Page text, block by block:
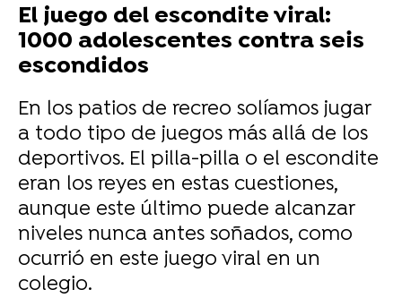
El juego del escondite viral:
1000 adolescentes contra seis
escondidos
En los patios de recreo solíamos jugar
a todo tipo de juegos más allá de los
deportivos. El pilla-pilla o el escondite
eran los reyes en estas cuestiones,
aunque este último puede alcanzar
niveles nunca antes soñados, como
ocurrió en este juego viral en un
colegio.